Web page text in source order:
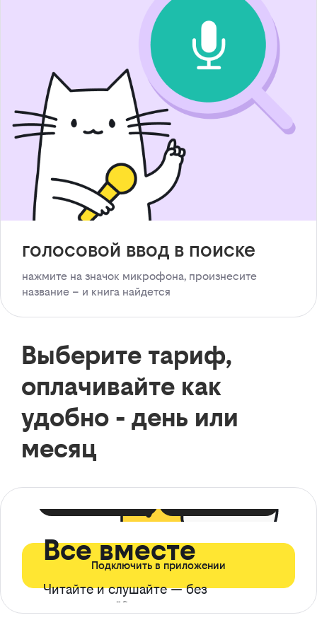
голосовой ввод в поиске
нажмите на значок микрофона, произнесите
название – и книга найдется
Выберите тариф,
оплачивайте как
удобно - день или
месяц
Все вместе
Читайте и слушайте — без
ограничений*
Подключить в приложении